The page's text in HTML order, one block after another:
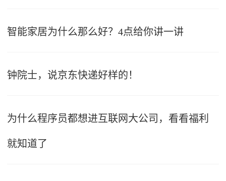
智能家居为什么那么好？4点给你讲一讲
钟院士，说京东快递好样的！
为什么程序员都想进互联网大公司，看看福利
就知道了